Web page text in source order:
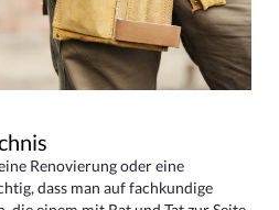
Renovierung oder eine
dass man auf fachkundige